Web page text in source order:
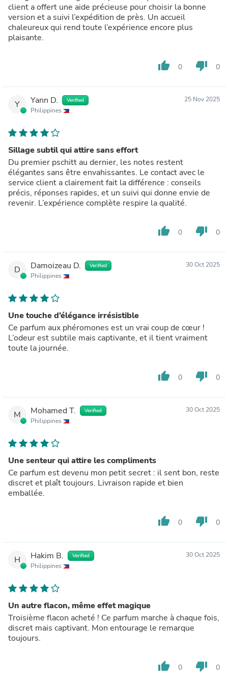
client a offert une aide précieuse pour choisir la bonne
version et a suivi l’expédition de près. Un accueil
chaleureux qui rend toute l’expérience encore plus
plaisante.
thumb_up 0 thumb_down 0
Y Yann D. Verified
Philippines
25 Nov 2025
Sillage subtil qui attire sans effort
Du premier pschitt au dernier, les notes restent
élégantes sans être envahissantes. Le contact avec le
service client a clairement fait la différence : conseils
précis, réponses rapides, et un suivi qui donne envie de
revenir. L’expérience complète respire la qualité.
thumb_up 0 thumb_down 0
D Damoizeau D. Verified
Philippines
30 Oct 2025
Une touche d’élégance irrésistible
Ce parfum aux phéromones est un vrai coup de cœur !
L’odeur est subtile mais captivante, et il tient vraiment
toute la journée.
thumb_up 0 thumb_down 0
M Mohamed T. Verified
Philippines
30 Oct 2025
Une senteur qui attire les compliments
Ce parfum est devenu mon petit secret : il sent bon, reste
discret et plaît toujours. Livraison rapide et bien
emballée.
thumb_up 0 thumb_down 0
H Hakim B. Verified
Philippines
30 Oct 2025
Un autre flacon, même effet magique
Troisième flacon acheté ! Ce parfum marche à chaque fois,
discret mais captivant. Mon entourage le remarque
toujours.
thumb_up 0 thumb_down 0